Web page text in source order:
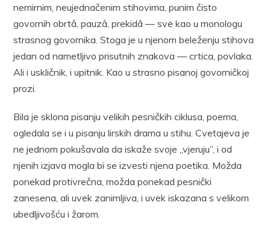
nemirnim, neujednačenim stihovima, punim čisto
govornih obrtâ, pauzâ, prekidâ — sve kao u monologu
strasnog govornika. Stoga je u njenom beleženju stihova
jedan od nametljivo prisutnih znakova — crtica, povlaka.
Ali i uskličnik, i upitnik. Kao u strasno pisanoj govorničkoj
prozi.
Bila je sklona pisanju velikih pesničkih ciklusa, poema,
ogledala se i u pisanju lirskih drama u stihu. Cvetajeva je
ne jednom pokušavala da iskaže svoje „vjeruju”, i od
njenih izjava mogla bi se izvesti njena poetika. Možda
ponekad protivrečna, možda ponekad pesnički
zanesena, ali uvek zanimljiva, i uvek iskazana s velikom
ubedljivošću i žarom.